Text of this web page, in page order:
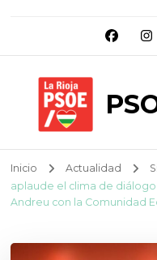
Inicio Actualidad
aplaude el clima de
Andreu con la Comunidad